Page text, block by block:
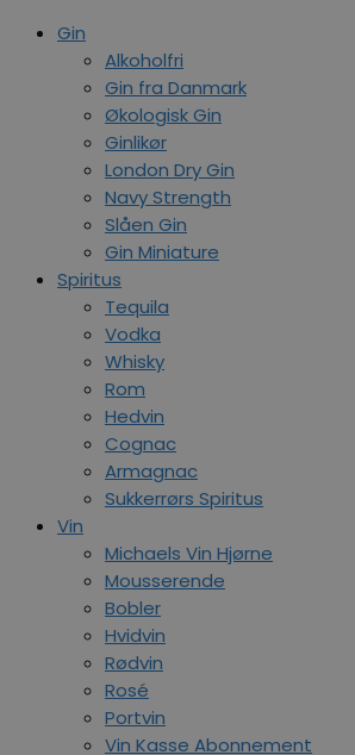
Gin
Alkoholfri
Gin fra Danmark
Økologisk Gin
Ginlikør
London Dry Gin
Navy Strength
Slåen Gin
Gin Miniature
Spiritus
Tequila
Vodka
Whisky
Rom
Hedvin
Cognac
Armagnac
Sukkerrørs Spiritus
Vin
Michaels Vin Hjørne
Mousserende
Bobler
Hvidvin
Rødvin
Rosé
Portvin
Vin Kasse Abonnement